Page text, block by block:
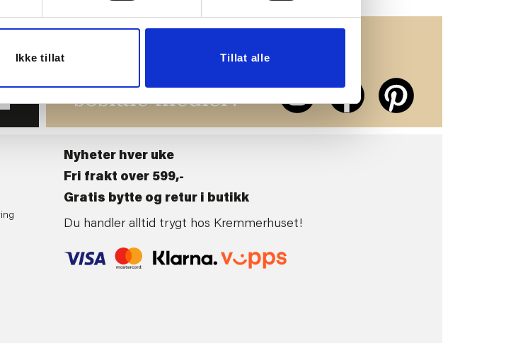
Ikke tillat Tillat alle
sosiale medier!
Nyheter hver uke
Fri frakt over 599,-
Gratis bytte og retur i butikk
Du handler alltid trygt hos Kremmerhuset!